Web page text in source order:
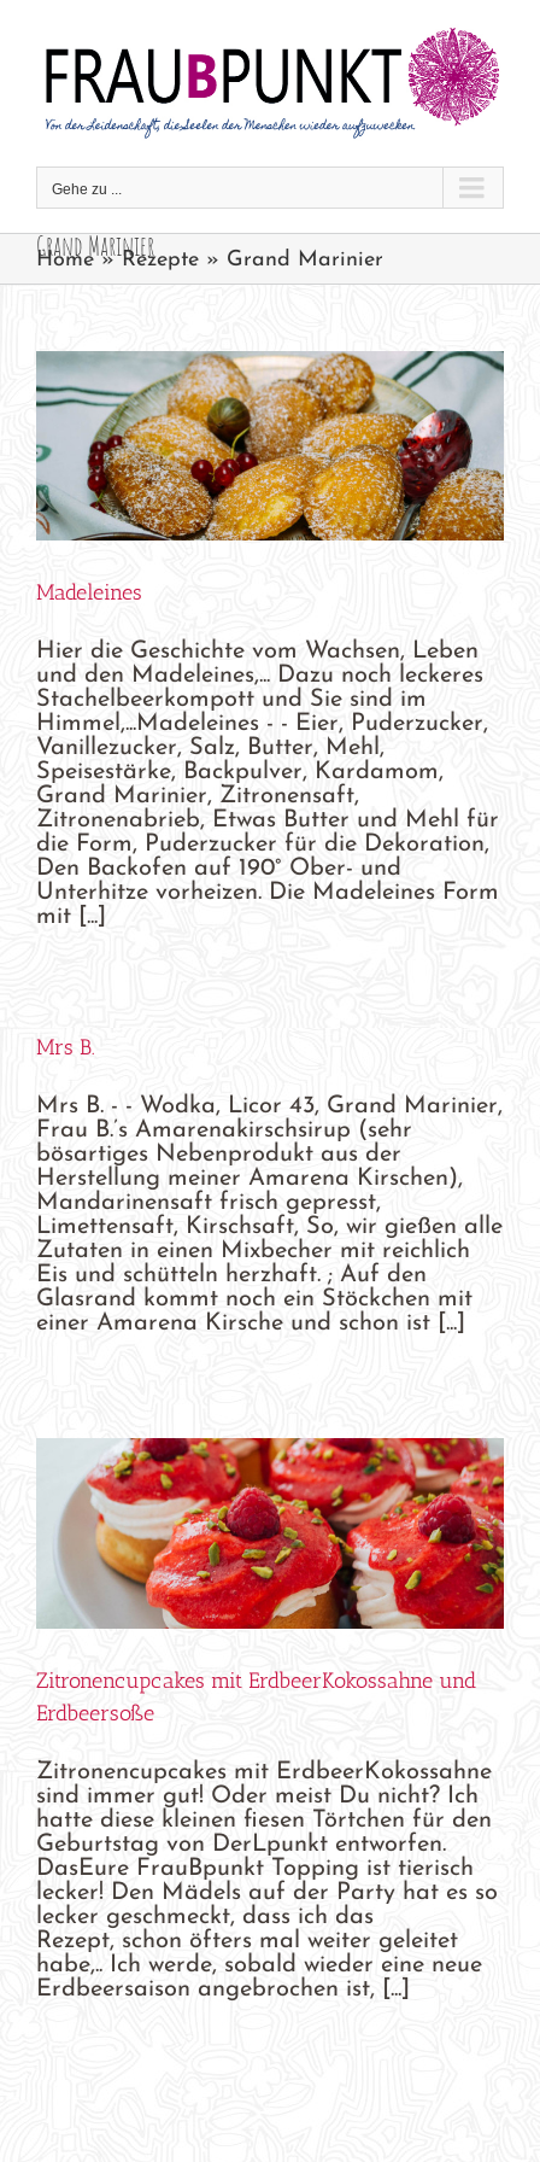
springen
Gehe zu ...
Grand Marinier
Home»Rezepte » Grand Marinier
Madeleines
Hier die Geschichte vom Wachsen, Leben
und den Madeleines,... Dazu noch leckeres
Stachelbeerkompott und Sie sind im
Himmel,...Madeleines - - Eier, Puderzucker,
Vanillezucker, Salz, Butter, Mehl,
Speisestärke, Backpulver, Kardamom,
Grand Marinier, Zitronensaft,
Zitronenabrieb, Etwas Butter und Mehl für
die Form, Puderzucker für die Dekoration,
Den Backofen auf 190° Ober- und
Unterhitze vorheizen. Die Madeleines Form
mit [...]
Mrs B.
Mrs B. - - Wodka, Licor 43, Grand Marinier,
Frau B.’s Amarenakirschsirup (sehr
bösartiges Nebenprodukt aus der
Herstellung meiner Amarena Kirschen),
Mandarinensaft frisch gepresst,
Limettensaft, Kirschsaft, So, wir gießen alle
Zutaten in einen Mixbecher mit reichlich
Eis und schütteln herzhaft. ; Auf den
Glasrand kommt noch ein Stöckchen mit
einer Amarena Kirsche und schon ist [...]
Zitronencupcakes mit ErdbeerKokossahne und
Erdbeersoße
Zitronencupcakes mit ErdbeerKokossahne
sind immer gut! Oder meist Du nicht? Ich
hatte diese kleinen fiesen Törtchen für den
Geburtstag von DerLpunkt entworfen.
DasEure FrauBpunkt Topping ist tierisch
lecker! Den Mädels auf der Party hat es so
lecker geschmeckt, dass ich das
Rezept, schon öfters mal weiter geleitet
habe,.. Ich werde, sobald wieder eine neue
Erdbeersaison angebrochen ist, [...]